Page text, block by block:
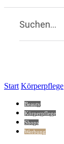
Suchen...
Start Körperpflege
Beauty
Körperpflege
Shops
Werbung